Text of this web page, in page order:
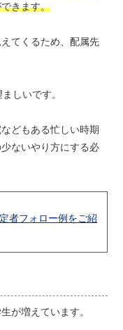
きます。
てくるため、配属先
しいです。
どもある忙しい時期
ないやり方にする必
者フォロー例をご紹
が増えています。